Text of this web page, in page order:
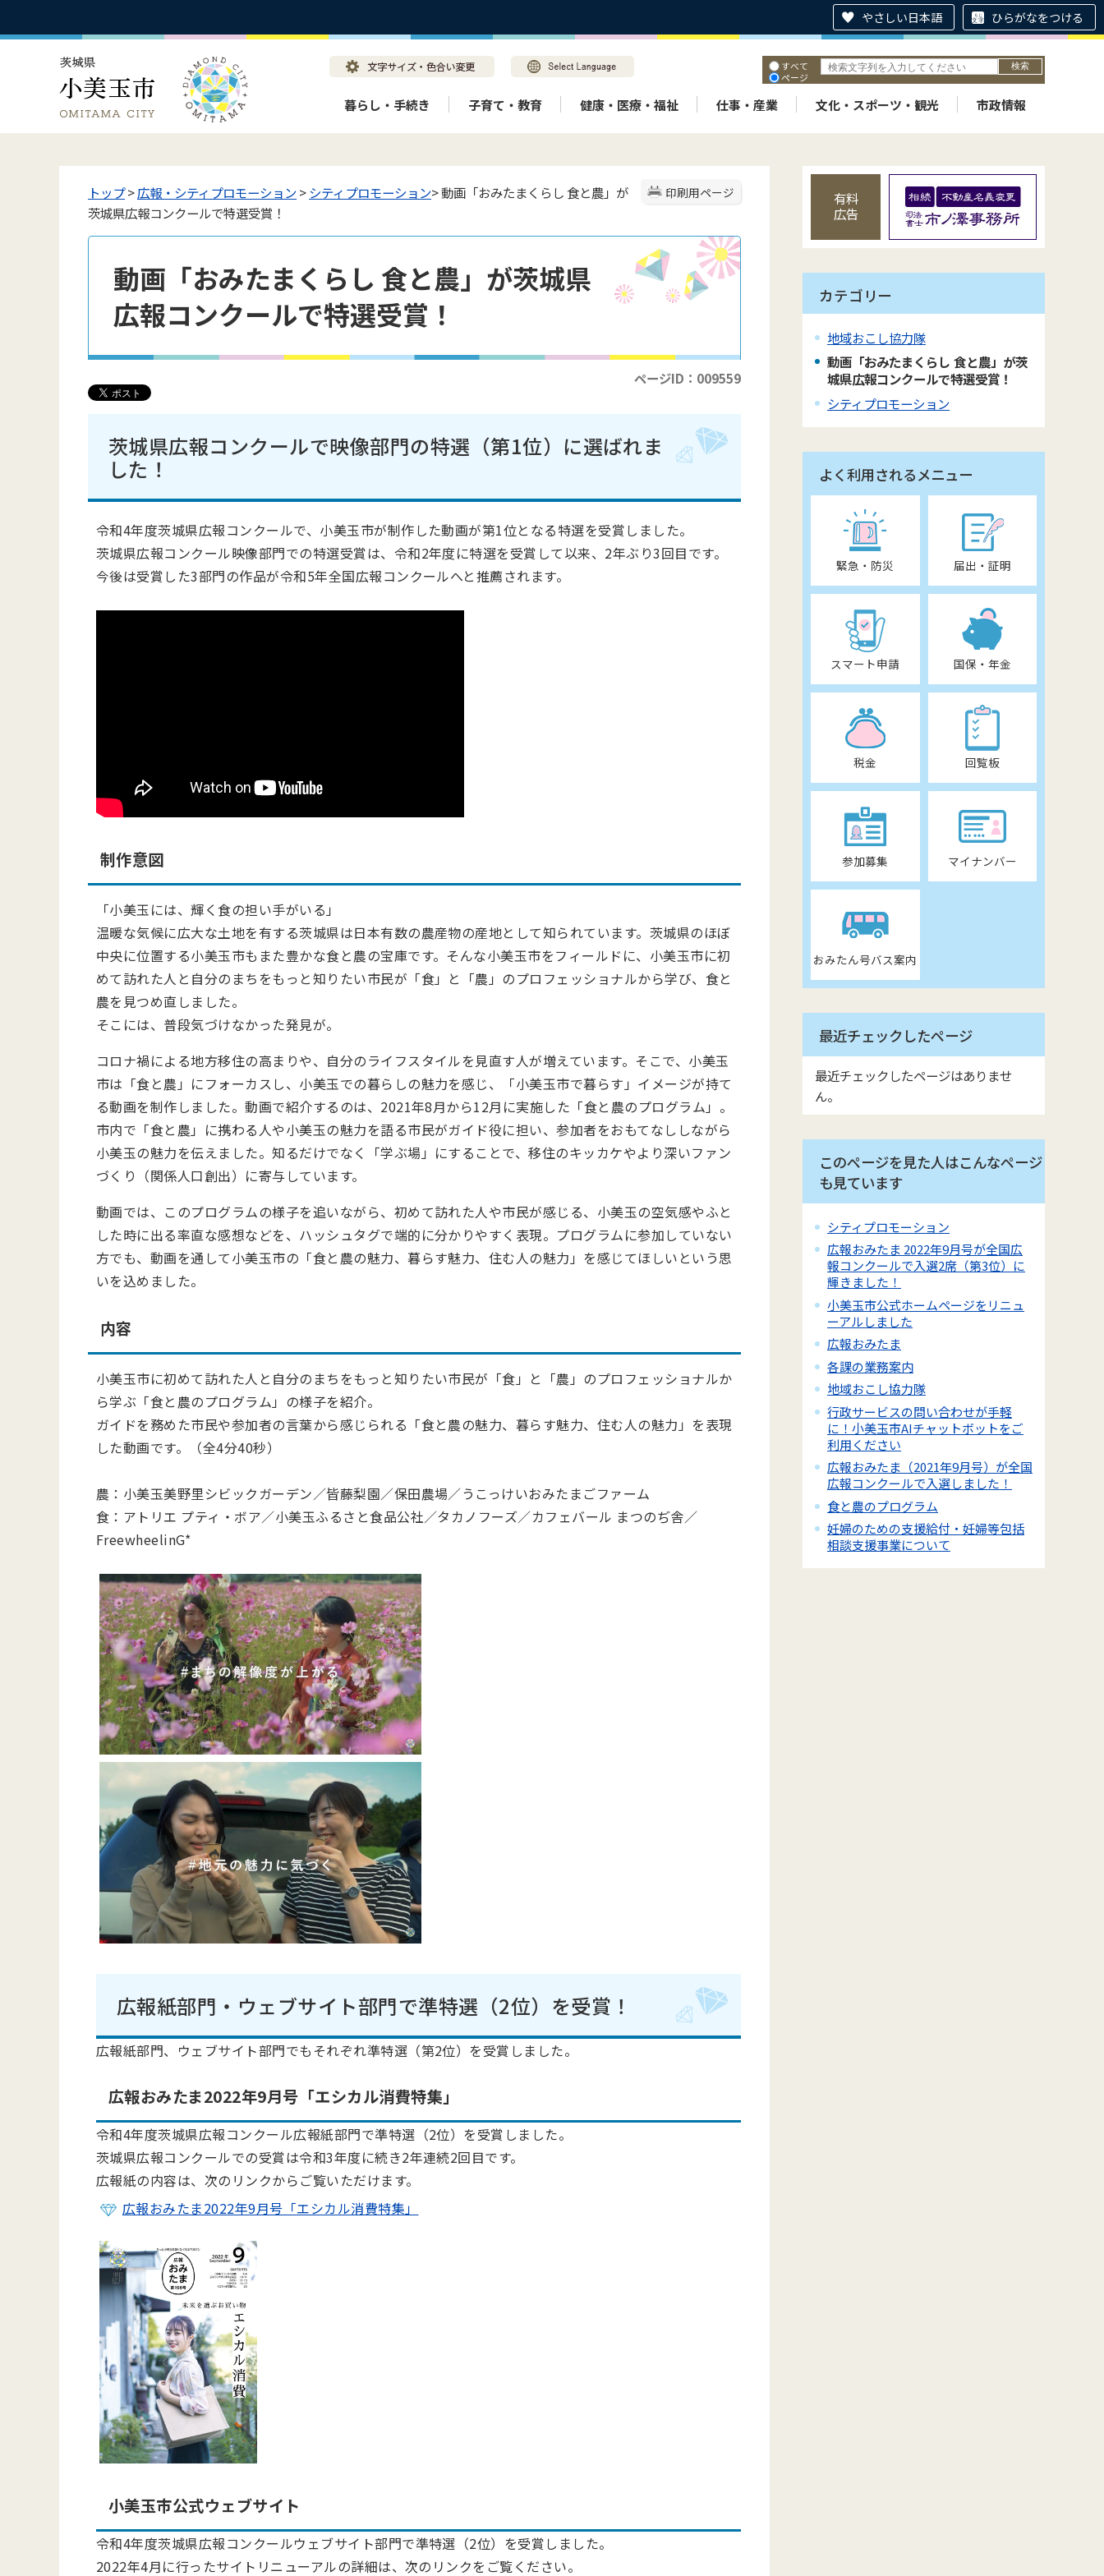
やさしい日本語 ひらがなをつける
すべて
ページ
暮らし・手続き 子育て・教育 健康・医療・福祉 仕事・産業 文化・スポーツ・観光 市政情報
印刷用ページ
トップ>広報・シティプロモーション>シティプロモーション> 動画「おみたまくらし 食と農」が
茨城県広報コンクールで特選受賞！
動画「おみたまくらし 食と農」が茨城県
広報コンクールで特選受賞！
ページID：009559
茨城県広報コンクールで映像部門の特選（第1位）に選ばれま
した！
令和4年度茨城県広報コンクールで、小美玉市が制作した動画が第1位となる特選を受賞しました。
茨城県広報コンクール映像部門での特選受賞は、令和2年度に特選を受賞して以来、2年ぶり3回目です。
今後は受賞した3部門の作品が令和5年全国広報コンクールへと推薦されます。
制作意図
「小美玉には、輝く食の担い手がいる」
温暖な気候に広大な土地を有する茨城県は日本有数の農産物の産地として知られています。茨城県のほぼ
中央に位置する小美玉市もまた豊かな食と農の宝庫です。そんな小美玉市をフィールドに、小美玉市に初
めて訪れた人と自分のまちをもっと知りたい市民が「食」と「農」のプロフェッショナルから学び、食と
農を見つめ直しました。
そこには、普段気づけなかった発見が。
コロナ禍による地方移住の高まりや、自分のライフスタイルを見直す人が増えています。そこで、小美玉
市は「食と農」にフォーカスし、小美玉での暮らしの魅力を感じ、「小美玉市で暮らす」イメージが持て
る動画を制作しました。動画で紹介するのは、2021年8月から12月に実施した「食と農のプログラム」。
市内で「食と農」に携わる人や小美玉の魅力を語る市民がガイド役に担い、参加者をおもてなししながら
小美玉の魅力を伝えました。知るだけでなく「学ぶ場」にすることで、移住のキッカケやより深いファン
づくり（関係人口創出）に寄与しています。
動画では、このプログラムの様子を追いながら、初めて訪れた人や市民が感じる、小美玉の空気感やふと
した時に出る率直な感想などを、ハッシュタグで端的に分かりやすく表現。プログラムに参加していない
方でも、動画を通して小美玉市の「食と農の魅力、暮らす魅力、住む人の魅力」を感じてほしいという思
いを込めました。
内容
小美玉市に初めて訪れた人と自分のまちをもっと知りたい市民が「食」と「農」のプロフェッショナルか
ら学ぶ「食と農のプログラム」の様子を紹介。
ガイドを務めた市民や参加者の言葉から感じられる「食と農の魅力、暮らす魅力、住む人の魅力」を表現
した動画です。
（全4分40秒）
農：小美玉美野里シビックガーデン／皆藤梨園／保田農場／うこっけいおみたまごファーム
食：アトリエ プティ・ボア／小美玉ふるさと食品公社／タカノフーズ／カフェバール まつのぢ舎／
FreewheelinG*
広報紙部門・ウェブサイト部門で準特選（2位）を受賞！
広報紙部門、ウェブサイト部門でもそれぞれ準特選（第2位）を受賞しました。
広報おみたま2022年9月号「エシカル消費特集」
令和4年度茨城県広報コンクール広報紙部門で準特選（2位）を受賞しました。
茨城県広報コンクールでの受賞は令和3年度に続き2年連続2回目です。
広報紙の内容は、次のリンクからご覧いただけます。
広報おみたま2022年9月号「エシカル消費特集」
小美玉市公式ウェブサイト
令和4年度茨城県広報コンクールウェブサイト部門で準特選（2位）を受賞しました。
2022年4月に行ったサイトリニューアルの詳細は、次のリンクをご覧ください。
有料
広告
カテゴリー
地域おこし協力隊
動画「おみたまくらし 食と農」が茨
城県広報コンクールで特選受賞！
シティプロモーション
よく利用されるメニュー
緊急・防災 届出・証明
スマート申請 国保・年金
税金 回覧板
参加募集 マイナンバー
おみたん号バス案内
最近チェックしたページ
最近チェックしたページはありませ
ん。
このページを見た人はこんなページ
も見ています
シティプロモーション
広報おみたま 2022年9月号が全国広
報コンクールで入選2席（第3位）に
輝きました！
小美玉市公式ホームページをリニュ
ーアルしました
広報おみたま
各課の業務案内
地域おこし協力隊
行政サービスの問い合わせが手軽
に！小美玉市AIチャットボットをご
利用ください
広報おみたま（2021年9月号）が全国
広報コンクールで入選しました！
食と農のプログラム
妊婦のための支援給付・妊婦等包括
相談支援事業について